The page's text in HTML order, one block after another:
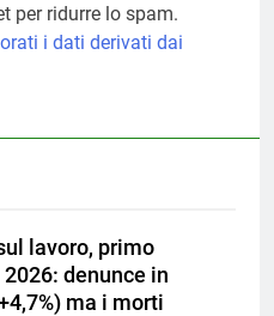
per ridurre lo spam.
i dati derivati dai
lavoro, primo
denunce in
ma i morti